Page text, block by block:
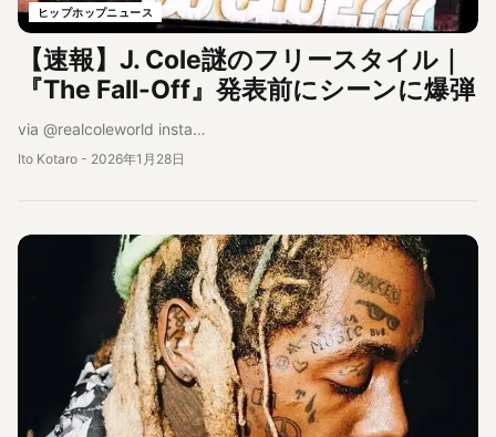
ヒップホップニュース
【速報】J. Cole謎のフリースタイル｜
『The Fall-Off』発表前にシーンに爆弾
via @realcoleworld insta…
Ito Kotaro - 2026年1月28日